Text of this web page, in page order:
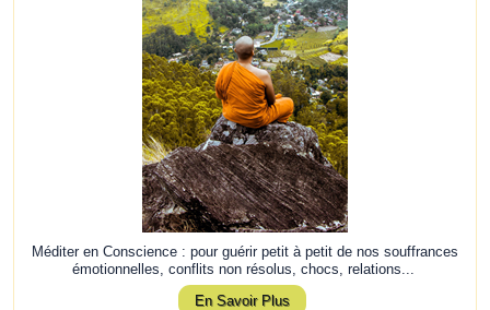
Méditer en Conscience : pour guérir petit à petit de nos souffrances
émotionnelles, conflits non résolus, chocs, relations...
En Savoir Plus